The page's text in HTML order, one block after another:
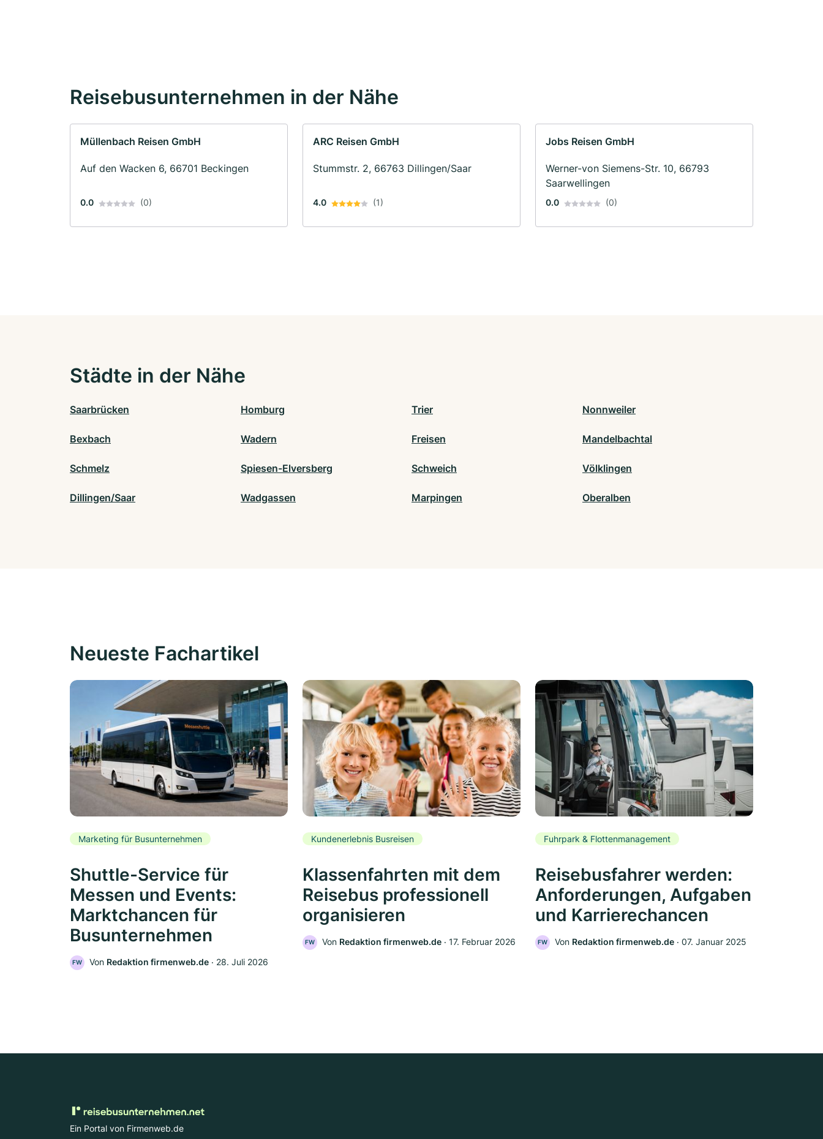
Reisebusunternehmen in der Nähe
Müllenbach Reisen GmbH
Auf den Wacken 6, 66701 Beckingen
0.0 (0)
ARC Reisen GmbH
Stummstr. 2, 66763 Dillingen/Saar
4.0 (1)
Jobs Reisen GmbH
Werner-von Siemens-Str. 10, 66793
Saarwellingen
0.0 (0)
Städte in der Nähe
Saarbrücken Homburg Trier Nonnweiler
Bexbach Wadern Freisen Mandelbachtal
Schmelz Spiesen-Elversberg Schweich Völklingen
Dillingen/Saar Wadgassen Marpingen Oberalben
Neueste Fachartikel
Marketing für Busunternehmen
Shuttle-Service für
Messen und Events:
Marktchancen für
Busunternehmen
FW Von Redaktion firmenweb.de ‧ 28. Juli 2026
Kundenerlebnis Busreisen
Klassenfahrten mit dem
Reisebus professionell
organisieren
FW Von Redaktion firmenweb.de ‧ 17. Februar 2026
Fuhrpark & Flottenmanagement
Reisebusfahrer werden:
Anforderungen, Aufgaben
und Karrierechancen
FW Von Redaktion firmenweb.de ‧ 07. Januar 2025
Ein Portal von Firmenweb.de